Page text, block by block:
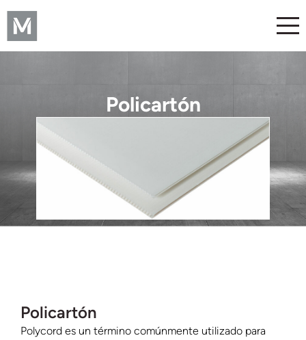
Policartón
Policartón
Polycord es un término comúnmente utilizado para